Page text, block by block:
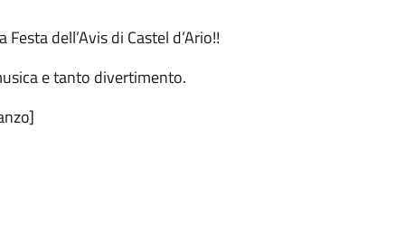
dell’Avis di Castel d’Ario!!
e tanto divertimento.